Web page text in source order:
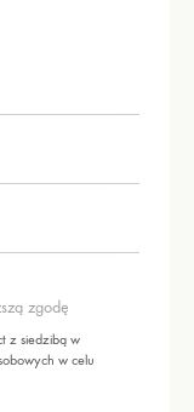
zgodę
z siedzibą w
w celu